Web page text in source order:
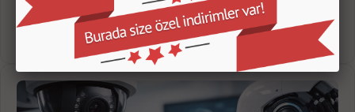
çözünürlük, disk kapasitesi ve uzaktan erişimi birlikte
değerlendirin; bütçenizi doğru yönetin.
16 Temmuz 2026